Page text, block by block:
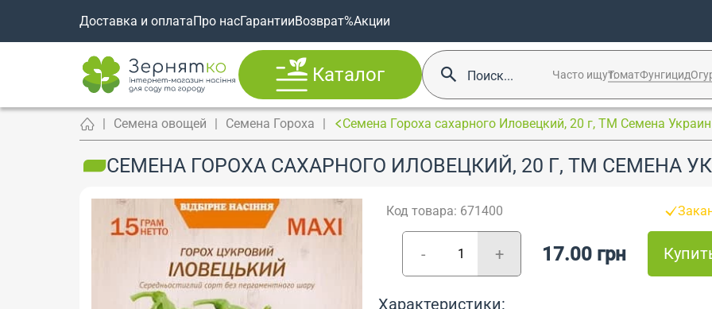
Доставка и оплатаПро насГарантииВозврат%Акции
Каталог Часто ищут:ТоматФунгицид
Семена овощей Семена Гороха Семена Гороха сахарного Иловецкий, 20 г, ТМ Семена
СЕМЕНА ГОРОХА САХАРНОГО ИЛОВЕЦКИЙ, 20 Г, ТМ СЕМЕНА
Код товара: 671400
- + 17.00 грн
Характеристики: